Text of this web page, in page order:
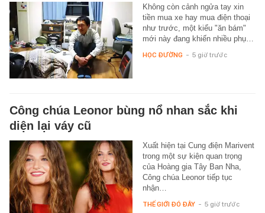
Không còn cảnh ngửa tay xin
tiền mua xe hay mua điện thoại
như trước, một kiểu "ăn bám"
mới này đang khiến nhiều phụ…
HỌC ĐƯỜNG - 5 giờ trước
Công chúa Leonor bùng nổ nhan sắc khi
diện lại váy cũ
Xuất hiện tại Cung điện Marivent
trong một sự kiện quan trọng
của Hoàng gia Tây Ban Nha,
Công chúa Leonor tiếp tục
nhận…
THẾ GIỚI ĐÓ ĐÂY - 5 giờ trước